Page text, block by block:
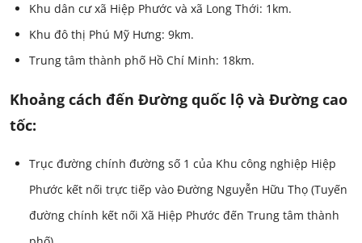
Khu dân cư xã Hiệp Phước và xã Long Thới: 1km.
Khu đô thị Phú Mỹ Hưng: 9km.
Trung tâm thành phố Hồ Chí Minh: 18km.
Khoảng cách đến Đường quốc lộ và Đường cao
tốc:
Trục đường chính đường số 1 của Khu công nghiệp Hiệp
Phước kết nối trực tiếp vào Đường Nguyễn Hữu Thọ (Tuyến
đường chính kết nối Xã Hiệp Phước đến Trung tâm thành